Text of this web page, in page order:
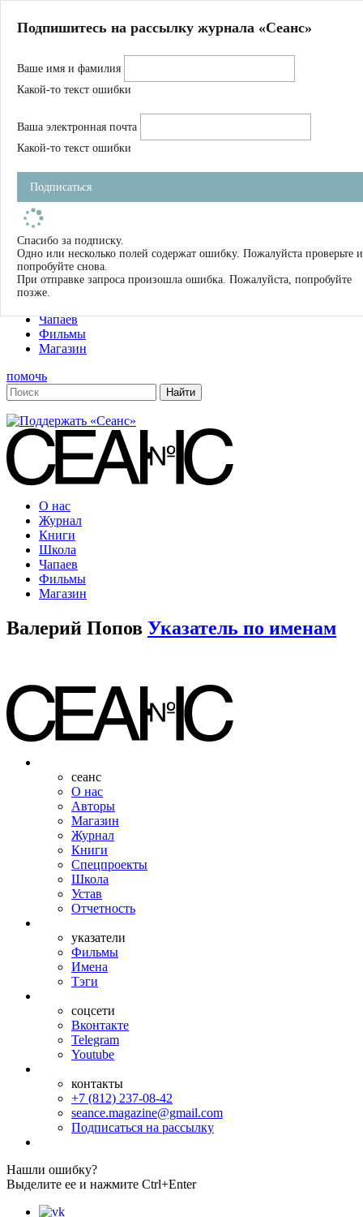
Магазин
Журнал
Школа
Устав
Фильмы
Имена
Тэги
О нас
Журнал
Книги
Чапаев
Фильмы
Магазин
помочь
О нас
Журнал
Книги
Школа
Чапаев
Фильмы
Магазин
Валерий Попов Указатель по именам
сеанс
О нас
Авторы
Магазин
Журнал
Книги
Спецпроекты
Школа
Устав
Отчетность
указатели
Фильмы
Имена
Тэги
соцсети
Вконтакте
Telegram
Youtube
контакты
+7 (812) 237-08-42
seance.magazine@gmail.com
Подписаться на рассылку
Подпишитесь на рассылку журнала «Сеанс»
Ваше имя и фамилия
Какой-то текст ошибки
Ваша электронная почта
Какой-то текст ошибки
Подписаться
Спасибо за подписку.
Одно или несколько полей содержат ошибку. Пожалуйста проверьте и
попробуйте снова.
При отправке запроса произошла ошибка. Пожалуйста, попробуйте
позже.
Нашли ошибку?
Выделите ее и нажмите Ctrl+Enter